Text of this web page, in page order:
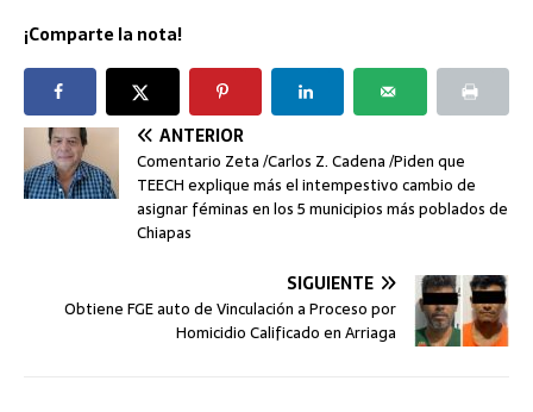
¡Comparte la nota!
ANTERIOR
Comentario Zeta /Carlos Z. Cadena /Piden que
TEECH explique más el intempestivo cambio de
asignar féminas en los 5 municipios más poblados de
Chiapas
SIGUIENTE
Obtiene FGE auto de Vinculación a Proceso por
Homicidio Calificado en Arriaga